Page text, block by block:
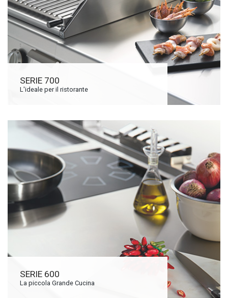
SERIE 700
L'ideale per il ristorante
SERIE 600
La piccola Grande Cucina